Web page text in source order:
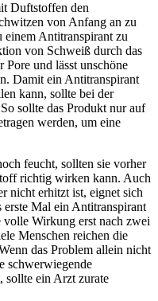
Duftstoffen den
von Anfang an zu
einem Antitranspirant zu
von Schweiß durch das
und lässt unschöne
Damit ein Antitranspirant
kann, sollte bei der
sollte das Produkt nur auf
werden, um eine
feucht, sollten sie vorher
richtig wirken kann. Auch
nicht erhitzt ist, eignet sich
erste Mal ein Antitranspirant
volle Wirkung erst nach zwei
Menschen reichen die
das Problem allein nicht
schwerwiegende
sollte ein Arzt zurate